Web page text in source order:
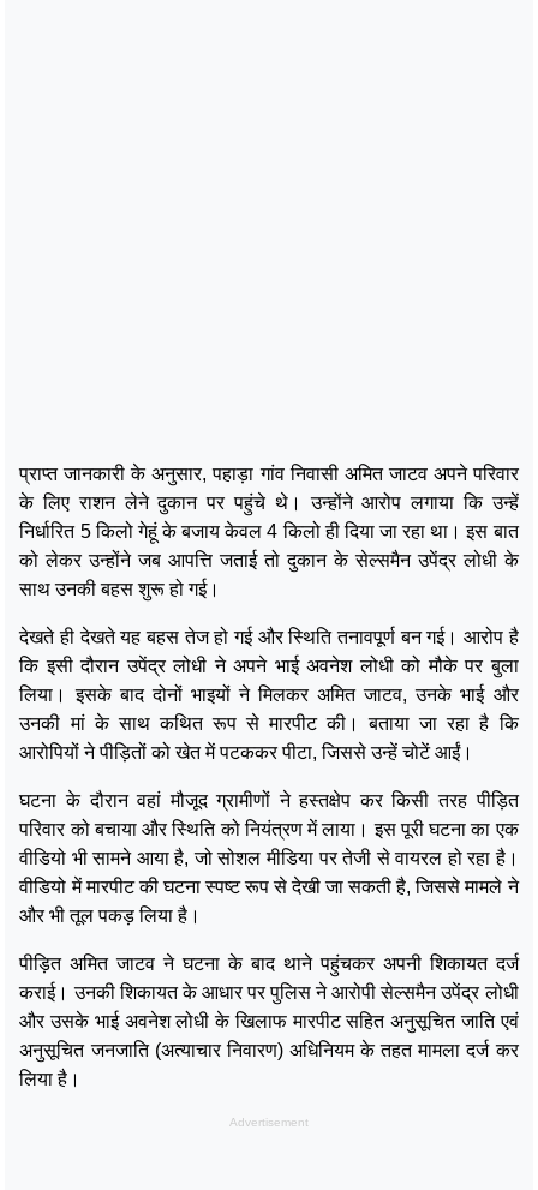
प्राप्त जानकारी के अनुसार, पहाड़ा गांव निवासी अमित जाटव अपने परिवार
के लिए राशन लेने दुकान पर पहुंचे थे। उन्होंने आरोप लगाया कि उन्हें
निर्धारित 5 किलो गेहूं के बजाय केवल 4 किलो ही दिया जा रहा था। इस बात
को लेकर उन्होंने जब आपत्ति जताई तो दुकान के सेल्समैन उपेंद्र लोधी के
साथ उनकी बहस शुरू हो गई।
देखते ही देखते यह बहस तेज हो गई और स्थिति तनावपूर्ण बन गई। आरोप है
कि इसी दौरान उपेंद्र लोधी ने अपने भाई अवनेश लोधी को मौके पर बुला
लिया। इसके बाद दोनों भाइयों ने मिलकर अमित जाटव, उनके भाई और
उनकी मां के साथ कथित रूप से मारपीट की। बताया जा रहा है कि
आरोपियों ने पीड़ितों को खेत में पटककर पीटा, जिससे उन्हें चोटें आईं।
घटना के दौरान वहां मौजूद ग्रामीणों ने हस्तक्षेप कर किसी तरह पीड़ित
परिवार को बचाया और स्थिति को नियंत्रण में लाया। इस पूरी घटना का एक
वीडियो भी सामने आया है, जो सोशल मीडिया पर तेजी से वायरल हो रहा है।
वीडियो में मारपीट की घटना स्पष्ट रूप से देखी जा सकती है, जिससे मामले ने
और भी तूल पकड़ लिया है।
पीड़ित अमित जाटव ने घटना के बाद थाने पहुंचकर अपनी शिकायत दर्ज
कराई। उनकी शिकायत के आधार पर पुलिस ने आरोपी सेल्समैन उपेंद्र लोधी
और उसके भाई अवनेश लोधी के खिलाफ मारपीट सहित अनुसूचित जाति एवं
अनुसूचित जनजाति (अत्याचार निवारण) अधिनियम के तहत मामला दर्ज कर
लिया है।
Advertisement